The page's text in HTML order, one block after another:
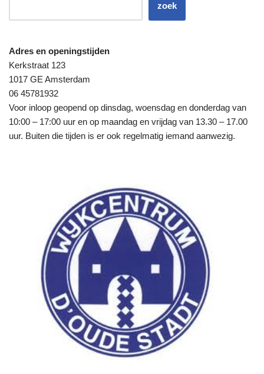
zoek
Adres en openingstijden
Kerkstraat 123
1017 GE Amsterdam
06 45781932
Voor inloop geopend op dinsdag, woensdag en donderdag van
10:00 – 17:00 uur en op maandag en vrijdag van 13.30 – 17.00
uur. Buiten die tijden is er ook regelmatig iemand aanwezig.